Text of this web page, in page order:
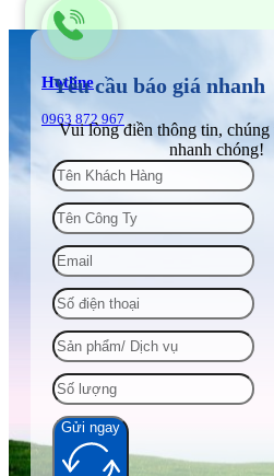
Hotline
0963 872 967
Yêu cầu báo giá nhanh
Vui lòng điền thông tin, chúng
nhanh chóng!
Gửi ngay